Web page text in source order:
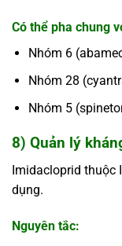
Có thể pha chung
Nhóm 6
Nhóm 28
Nhóm 5
8) Quản lý
Imidacloprid thuộc
dụng.
Nguyên tắc: